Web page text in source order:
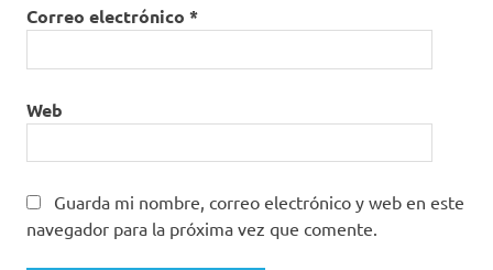
Correo electrónico *
Web
Guarda mi nombre, correo electrónico y web en este
navegador para la próxima vez que comente.